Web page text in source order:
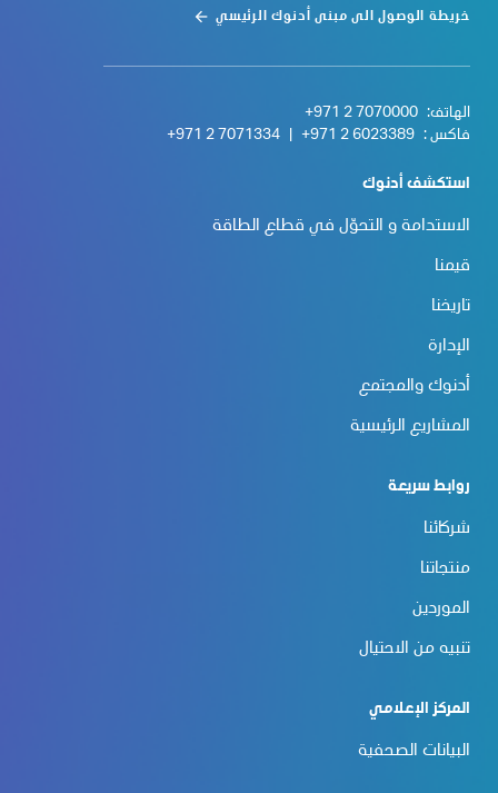
خريطة الوصول الى مبنى أدنوك الرئيسي
الهاتف: +971 2 7070000
فاكس : +971 2 6023389
+971 2 7071334
استكشف أدنوك
الاستدامة و التحوّل في قطاع الطاقة
قيمنا
تاريخنا
الإدارة
أدنوك والمجتمع
المشاريع الرئيسية
روابط سريعة
شركائنا
منتجاتنا
الموردين
تنبيه من الاحتيال
المركز الإعلامي
البيانات الصحفية